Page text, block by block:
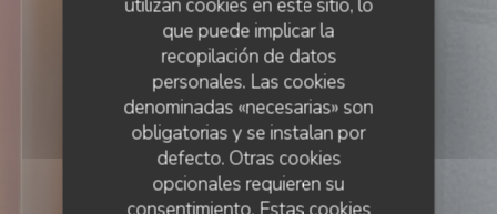
utilizan cookies en este sitio, lo
que puede implicar la
recopilación de datos
personales. Las cookies
denominadas «necesarias» son
obligatorias y se instalan por
defecto. Otras cookies
opcionales requieren su